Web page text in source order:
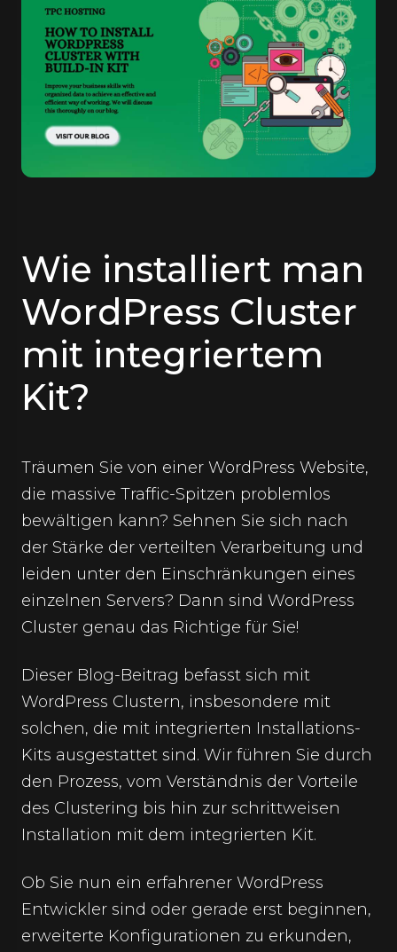
Wie installiert man
WordPress Cluster
mit integriertem
Kit?
Träumen Sie von einer WordPress Website,
die massive Traffic-Spitzen problemlos
bewältigen kann? Sehnen Sie sich nach
der Stärke der verteilten Verarbeitung und
leiden unter den Einschränkungen eines
einzelnen Servers? Dann sind WordPress
Cluster genau das Richtige für Sie!
Dieser Blog-Beitrag befasst sich mit
WordPress Clustern, insbesondere mit
solchen, die mit integrierten Installations-
Kits ausgestattet sind. Wir führen Sie durch
den Prozess, vom Verständnis der Vorteile
des Clustering bis hin zur schrittweisen
Installation mit dem integrierten Kit.
Ob Sie nun ein erfahrener WordPress
Entwickler sind oder gerade erst beginnen,
erweiterte Konfigurationen zu erkunden,